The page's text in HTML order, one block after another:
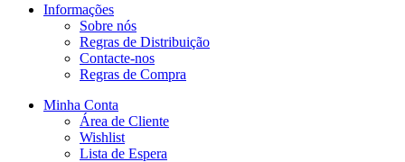
Informações
Sobre nós
Regras de Distribuição
Contacte-nos
Regras de Compra
Minha Conta
Área de Cliente
Wishlist
Lista de Espera